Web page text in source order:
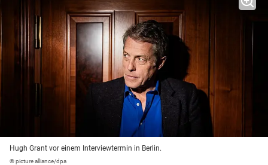
Hugh Grant vor einem Interviewtermin in Berlin.
© picture alliance/dpa